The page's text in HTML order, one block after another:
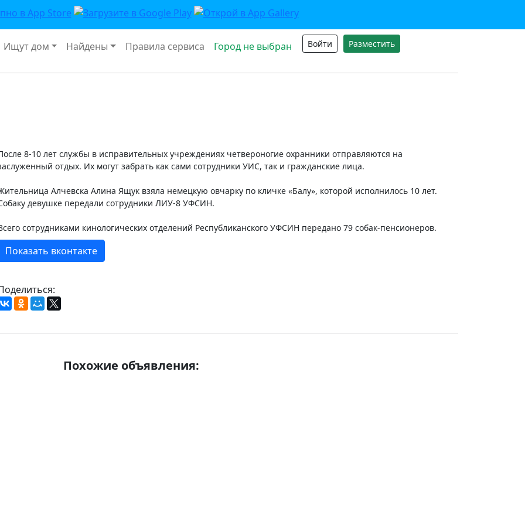
Ищут дом Найдены Правила сервиса Город не выбран Войти Разместить
8-10 лет службы в исправительных учреждениях четвероногие охранники отправляются на
отдых. Их могут забрать как сами сотрудники УИС, так и гражданские лица.
Алчевска Алина Ящук взяла немецкую овчарку по кличке «Балу», которой исполнилось 10 лет.
девушке передали сотрудники ЛИУ-8 УФСИН.
сотрудниками кинологических отделений Республиканского УФСИН передано 79 собак-пенсионеров.
Показать вконтакте
Похожие объявления: